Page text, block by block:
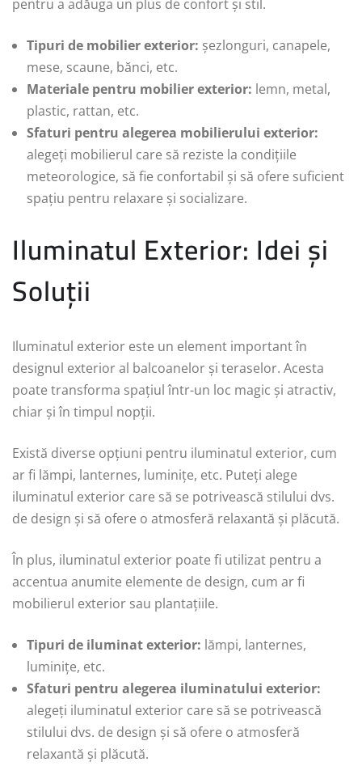
pentru a adăuga un plus de confort și stil.
Tipuri de mobilier exterior: șezlonguri, canapele,
mese, scaune, bănci, etc.
Materiale pentru mobilier exterior: lemn, metal,
plastic, rattan, etc.
Sfaturi pentru alegerea mobilierului exterior:
alegeți mobilierul care să reziste la condițiile
meteorologice, să fie confortabil și să ofere suficient
spațiu pentru relaxare și socializare.
Iluminatul Exterior: Idei și
Soluții
Iluminatul exterior este un element important în
designul exterior al balcoanelor și teraselor. Acesta
poate transforma spațiul într-un loc magic și atractiv,
chiar și în timpul nopții.
Există diverse opțiuni pentru iluminatul exterior, cum
ar fi lămpi, lanternes, luminițe, etc. Puteți alege
iluminatul exterior care să se potrivească stilului dvs.
de design și să ofere o atmosferă relaxantă și plăcută.
În plus, iluminatul exterior poate fi utilizat pentru a
accentua anumite elemente de design, cum ar fi
mobilierul exterior sau plantațiile.
Tipuri de iluminat exterior: lămpi, lanternes,
luminițe, etc.
Sfaturi pentru alegerea iluminatului exterior:
alegeți iluminatul exterior care să se potrivească
stilului dvs. de design și să ofere o atmosferă
relaxantă și plăcută.